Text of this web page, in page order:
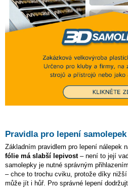
Pravidla pro lepení
Základním pravidlem pro lepení nálepek
fólie má slabší lepivost– není to její
samolepky je nutné správným
– chce to trochu cviku, protože díky
může jít i hůř. Pro správné lepení